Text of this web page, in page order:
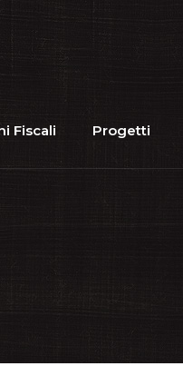
Fiscali Progetti